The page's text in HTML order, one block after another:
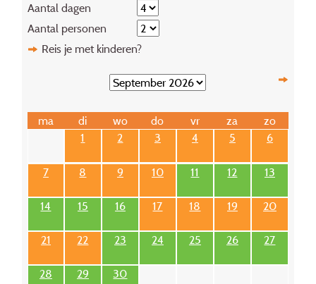
Aantal dagen
Aantal personen
Reis je met kinderen?
ma di wo do vr za
zo
1
2 3 4 5 6
7 8 9 10 11 12 13
14 15 16 17 18 19 20
21 22 23 24 25 26 27
28 29 30